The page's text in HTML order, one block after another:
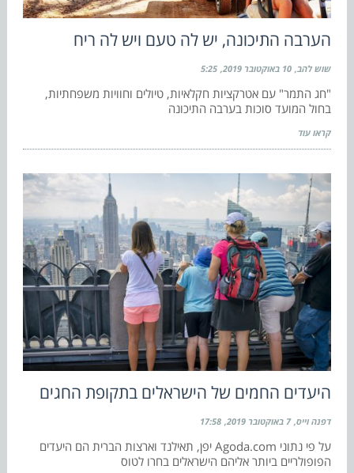
הערבה התיכונה, יש לה טעם ויש לה ריח
שוש להב 10 באוקטובר 2019 5:25
"חג התמר" עם אטרקציות חקלאיות, טיולים וחוויות משפחתיות,
בחול המועד סוכות בערבה התיכונה
קראו עוד
היעדים החמים של הישראלים בתקופת החגים
דפנה וייס 7 באוקטובר 2019 17:58
על פי נתוני Agoda.com יפן, תאילנד וארצות הברית הם היעדים
הפופולריים ביותר אליהם הישראלים בחרו לטוס